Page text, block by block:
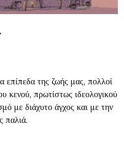
επίπεδα της ζωής μας, πολλοί
κενού, πρωτίστως ιδεολογικού
με διάχυτο άγχος και με την
παλιά.